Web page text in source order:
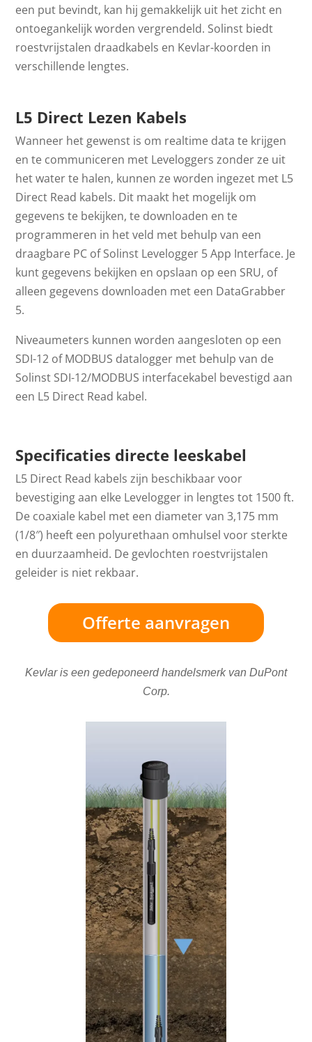
een put bevindt, kan hij gemakkelijk uit het zicht en
ontoegankelijk worden vergrendeld. Solinst biedt
roestvrijstalen draadkabels en Kevlar-koorden in
verschillende lengtes.
L5 Direct Lezen Kabels
Wanneer het gewenst is om realtime data te krijgen
en te communiceren met Leveloggers zonder ze uit
het water te halen, kunnen ze worden ingezet met L5
Direct Read kabels. Dit maakt het mogelijk om
gegevens te bekijken, te downloaden en te
programmeren in het veld met behulp van een
draagbare PC of Solinst Levelogger 5 App Interface. Je
kunt gegevens bekijken en opslaan op een SRU, of
alleen gegevens downloaden met een DataGrabber
5.
Niveaumeters kunnen worden aangesloten op een
SDI-12 of MODBUS datalogger met behulp van de
Solinst SDI-12/MODBUS interfacekabel bevestigd aan
een L5 Direct Read kabel.
Specificaties directe leeskabel
L5 Direct Read kabels zijn beschikbaar voor
bevestiging aan elke Levelogger in lengtes tot 1500 ft.
De coaxiale kabel met een diameter van 3,175 mm
(1/8″) heeft een polyurethaan omhulsel voor sterkte
en duurzaamheid. De gevlochten roestvrijstalen
geleider is niet rekbaar.
Offerte aanvragen
Kevlar is een gedeponeerd handelsmerk van DuPont
Corp.